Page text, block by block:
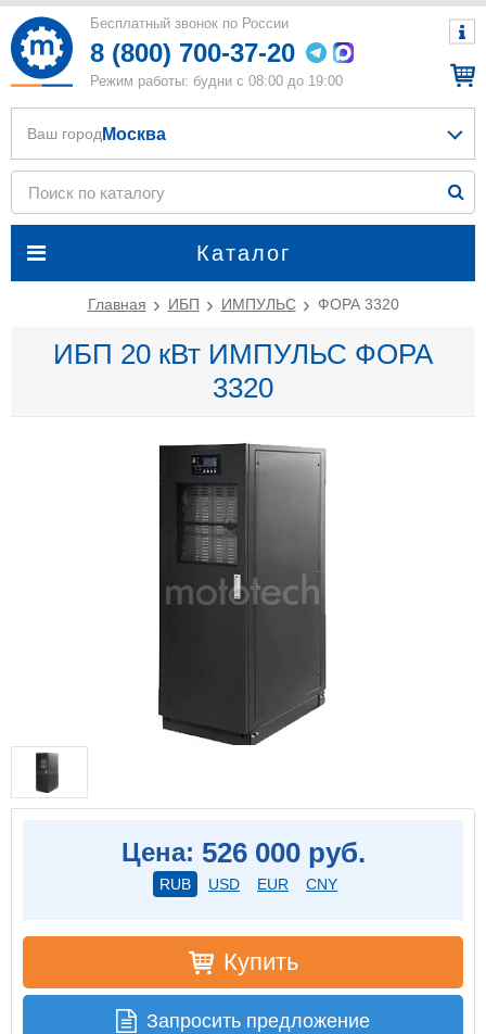
Бесплатный звонок по России
8 (800) 700-37-20
Режим работы: будни с 08:00 до 19:00
Каталог
Ваш город Москва
Главная ИБП ИМПУЛЬС ФОРА 3320
ИБП 20 кВт ИМПУЛЬС ФОРА
3320
Цена: 526 000 руб.
RUB USD EUR CNY
Купить
Запросить предложение